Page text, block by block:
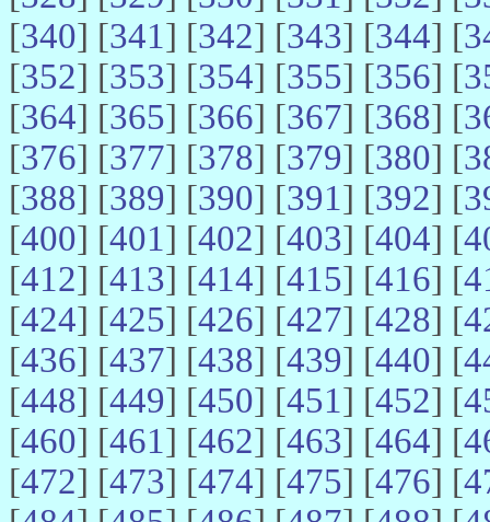
[340] [341] [342] [343] [344] [
[352] [353] [354] [355] [356] [
[364] [365] [366] [367] [368] [
[376] [377] [378] [379] [380] [
[388] [389] [390] [391] [392] [
[400] [401] [402] [403] [404] [
[412] [413] [414] [415] [416] [
[424] [425] [426] [427] [428] [
[436] [437] [438] [439] [440] [
[448] [449] [450] [451] [452] [
[460] [461] [462] [463] [464] [
[472] [473] [474] [475] [476] [